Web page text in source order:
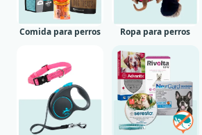
Comida para perros Ropa para perros